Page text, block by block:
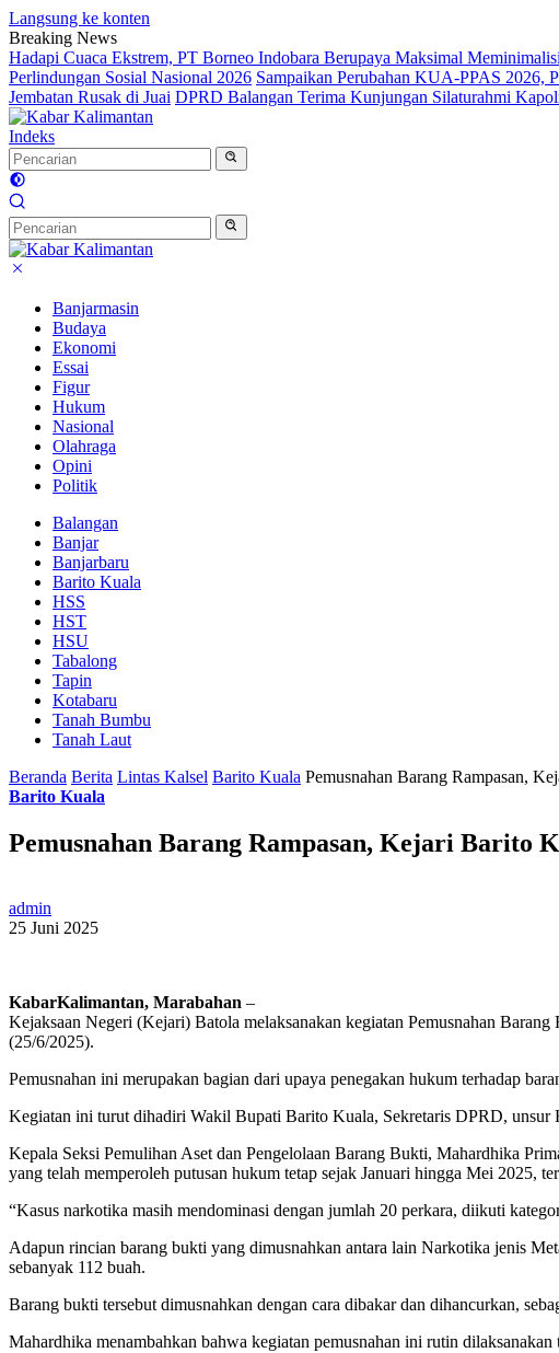
Langsung ke konten
Breaking News
Hadapi Cuaca Ekstrem, PT Borneo Indobara Berupaya Maksimal
Perlindungan Sosial Nasional 2026 Sampaikan Perubahan KUA-PPAS 2026,
Jembatan Rusak di Juai DPRD Balangan Terima Kunjungan Silaturahmi
Indeks
Banjarmasin
Budaya
Ekonomi
Essai
Figur
Hukum
Nasional
Olahraga
Opini
Politik
Balangan
Banjar
Banjarbaru
Barito Kuala
HSS
HST
HSU
Tabalong
Tapin
Kotabaru
Tanah Bumbu
Tanah Laut
Beranda Berita Lintas Kalsel Barito Kuala Pemusnahan Barang Rampasan,
Barito Kuala
Pemusnahan Barang Rampasan, Kejari Barito
admin
25 Juni 2025
KabarKalimantan, Marabahan –
Kejaksaan Negeri (Kejari) Batola melaksanakan kegiatan Pemusnahan
(25/6/2025).
Pemusnahan ini merupakan bagian dari upaya penegakan hukum terhadap
Kegiatan ini turut dihadiri Wakil Bupati Barito Kuala, Sekretaris DPRD, unsur
Kepala Seksi Pemulihan Aset dan Pengelolaan Barang Bukti, Mahardhika
yang telah memperoleh putusan hukum tetap sejak Januari hingga Mei 2025,
“Kasus narkotika masih mendominasi dengan jumlah 20 perkara, diikuti
Adapun rincian barang bukti yang dimusnahkan antara lain Narkotika jenis
sebanyak 112 buah.
Barang bukti tersebut dimusnahkan dengan cara dibakar dan dihancurkan,
Mahardhika menambahkan bahwa kegiatan pemusnahan ini rutin